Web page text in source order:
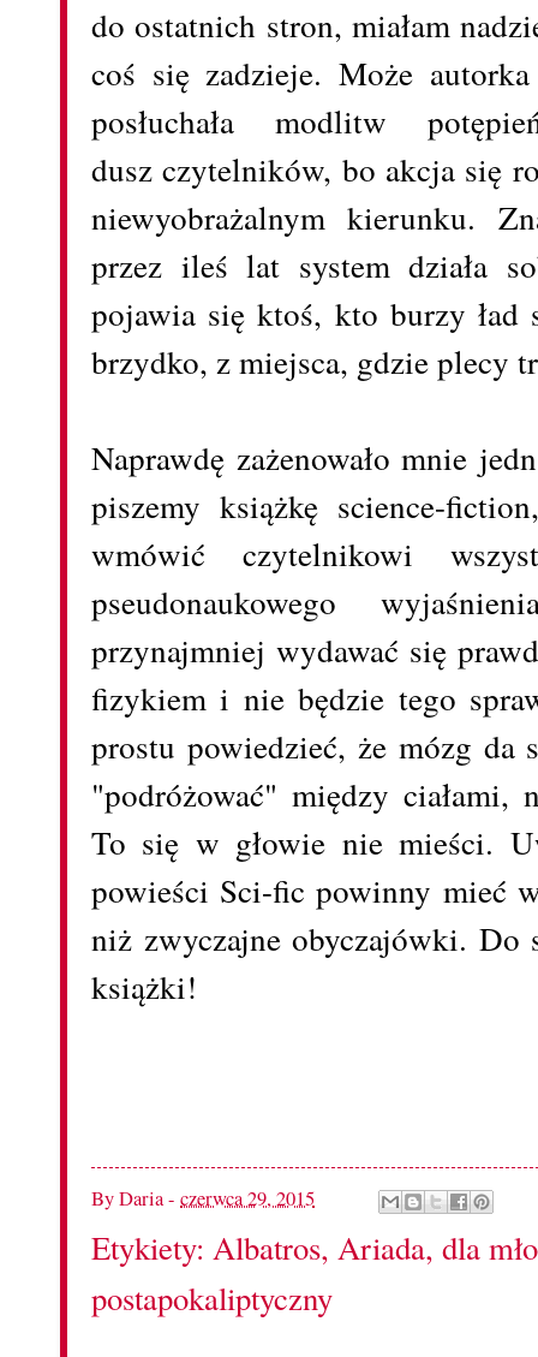
do ostatnich stron, miałam
coś się zadzieje. Może
posłuchała modlitw
dusz czytelników, bo akcja się
niewyobrażalnym kierunku.
przez ileś lat system działa
pojawia się ktoś, kto burzy ład
brzydko, z miejsca, gdzie plecy
Naprawdę zażenowało mnie
piszemy książkę science-
wmówić czytelnikowi
pseudonaukowego
przynajmniej wydawać się
fizykiem i nie będzie tego
prostu powiedzieć, że mózg da
"podróżować" między ciałami,
To się w głowie nie mieści.
powieści Sci-fic powinny mieć
niż zwyczajne obyczajówki. Do
książki!
ByDaria- czerwca 29, 2015
Etykiety: Albatros, Ariada, dla
postapokaliptyczny